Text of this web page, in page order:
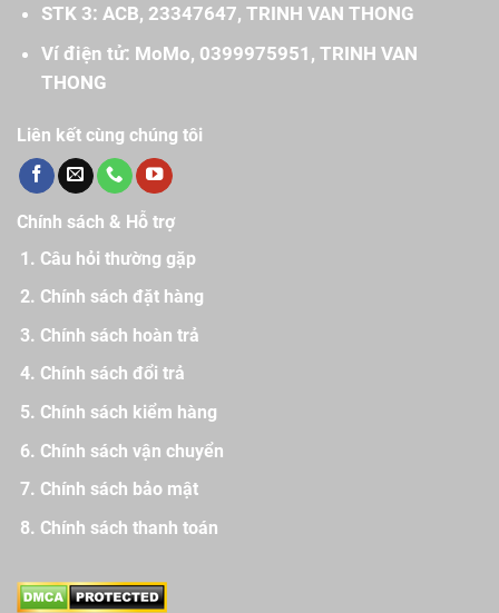
STK 3: ACB, 23347647, TRINH VAN THONG
Ví điện tử: MoMo, 0399975951, TRINH VAN
THONG
Liên kết cùng chúng tôi
Chính sách & Hỗ trợ
Câu hỏi thường gặp
Chính sách đặt hàng
Chính sách hoàn trả
Chính sách đổi trả
Chính sách kiểm hàng
Chính sách vận chuyển
Chính sách bảo mật
Chính sách thanh toán